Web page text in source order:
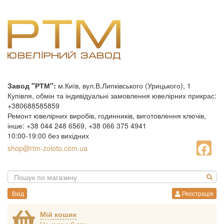
Завод "РТМ": м.Київ, вул.В.Липківського (Урицького), 1
Купівля, обмін та індивідуальні замовлення ювелірних прикрас:
+380688585859
Ремонт ювелірних виробів, годинників, виготовлення ключів,
інше: +38 044 248 6569, +38 066 375 4941
10:00-19:00 без вихідних
shop@rtm-zoloto.com.ua
Вхід Реєстрація
Мій кошик